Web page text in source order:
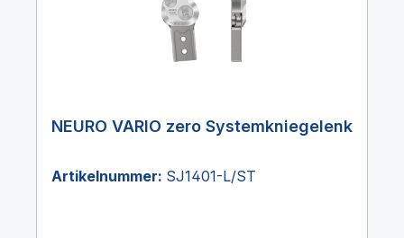
NEURO VARIO zero Systemkniegelenk
Artikelnummer: SJ1401-L/ST